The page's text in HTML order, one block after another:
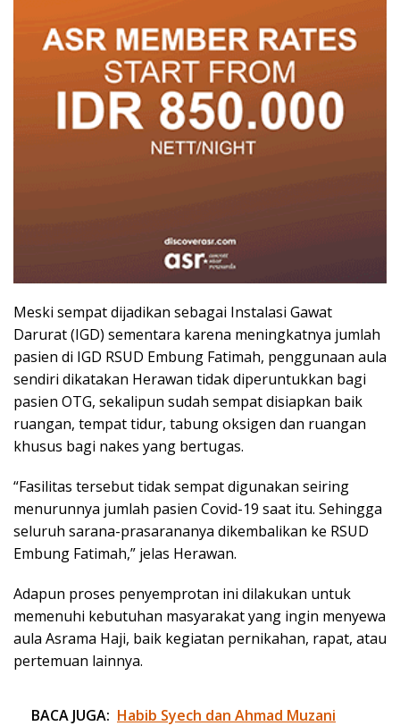
Meski sempat dijadikan sebagai Instalasi Gawat
Darurat (IGD) sementara karena meningkatnya jumlah
pasien di IGD RSUD Embung Fatimah, penggunaan aula
sendiri dikatakan Herawan tidak diperuntukkan bagi
pasien OTG, sekalipun sudah sempat disiapkan baik
ruangan, tempat tidur, tabung oksigen dan ruangan
khusus bagi nakes yang bertugas.
“Fasilitas tersebut tidak sempat digunakan seiring
menurunnya jumlah pasien Covid-19 saat itu. Sehingga
seluruh sarana-prasarananya dikembalikan ke RSUD
Embung Fatimah,” jelas Herawan.
Adapun proses penyemprotan ini dilakukan untuk
memenuhi kebutuhan masyarakat yang ingin menyewa
aula Asrama Haji, baik kegiatan pernikahan, rapat, atau
pertemuan lainnya.
BACA JUGA: Habib Syech dan Ahmad Muzani